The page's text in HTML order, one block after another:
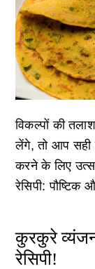
विकल्पों की
लेंगे, तो आप सही
करने के लिए
रेसिपी: पौष्टिक
कुरकुरे
रेसिपी!